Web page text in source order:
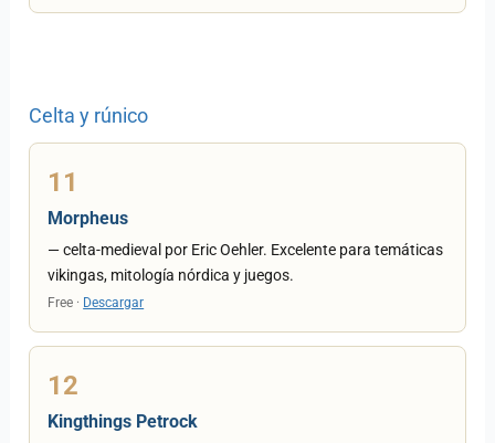
Celta y rúnico
11
Morpheus
— celta-medieval por Eric Oehler. Excelente para temáticas
vikingas, mitología nórdica y juegos.
Free · Descargar
12
Kingthings Petrock